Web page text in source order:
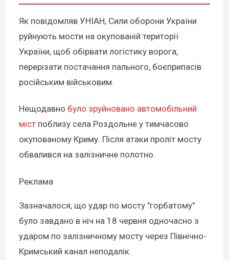
Як повідомляв УНІАН, Сили оборони України
руйнують мости на окупованій території
України, щоб обірвати логістику ворога,
перерізати постачання пального, боєприпасів
російським військовим.
Нещодавно було зруйновано автомобільний
міст поблизу села Роздольне у тимчасово
окупованому Криму. Після атаки проліт мосту
обвалився на залізничне полотно.
Реклама
Зазначалося, що удар по мосту "горбатому"
було завдано в ніч на 18 червня одночасно з
ударом по залізничному мосту через Північно-
Кримський канал неподалік.